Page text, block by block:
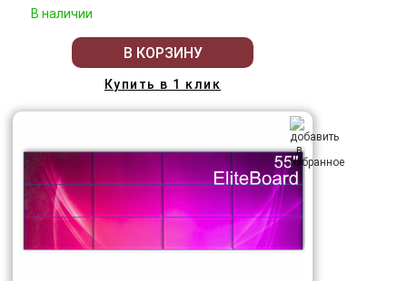
В наличии
В КОРЗИНУ
Купить в 1 клик